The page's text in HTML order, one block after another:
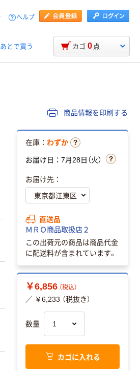
ヘルプ
あとで買う カゴ 0 点
商品情報を印刷する
在庫： わずか
お届け日：7月28日（火）
お届け先：
直送品
ＭＲＯ商品取扱店２
この出荷元の商品は商品代金
に配送料が含まれています。
￥6,856 （税込）
／ ￥6,233 （税抜き）
数量
カゴに入れる